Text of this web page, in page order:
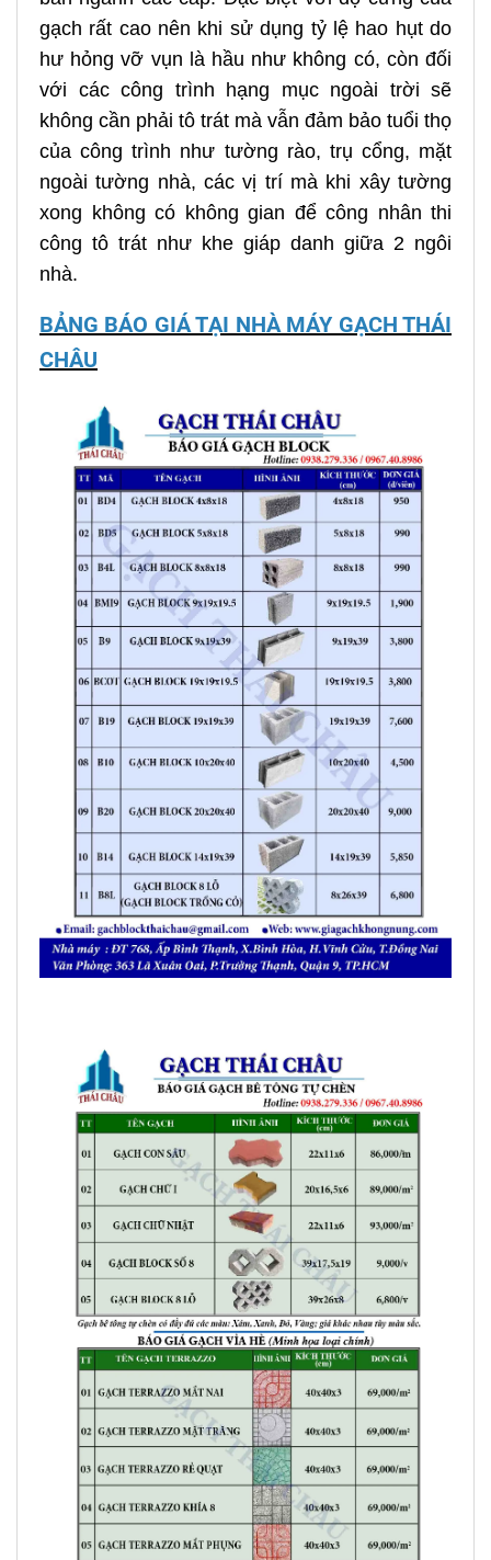
gạch rất cao nên khi sử dụng tỷ lệ hao hụt do
hư hỏng vỡ vụn là hầu như không có, còn đối
với các công trình hạng mục ngoài trời sẽ
không cần phải tô trát mà vẫn đảm bảo tuổi thọ
của công trình như tường rào, trụ cổng, mặt
ngoài tường nhà, các vị trí mà khi xây tường
xong không có không gian để công nhân thi
công tô trát như khe giáp danh giữa 2 ngôi
nhà.
BẢNG BÁO GIÁ TẠI NHÀ MÁY GẠCH THÁI
CHÂU